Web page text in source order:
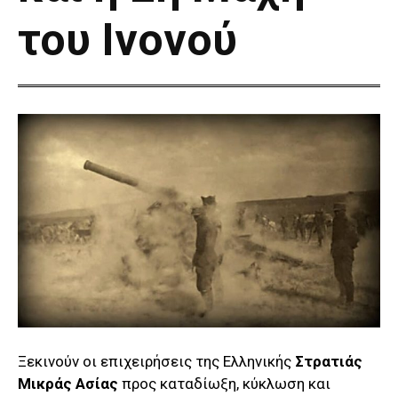
του Ινονού
Ξεκινούν οι επιχειρήσεις της Ελληνικής Στρατιάς
Μικράς Ασίας προς καταδίωξη, κύκλωση και